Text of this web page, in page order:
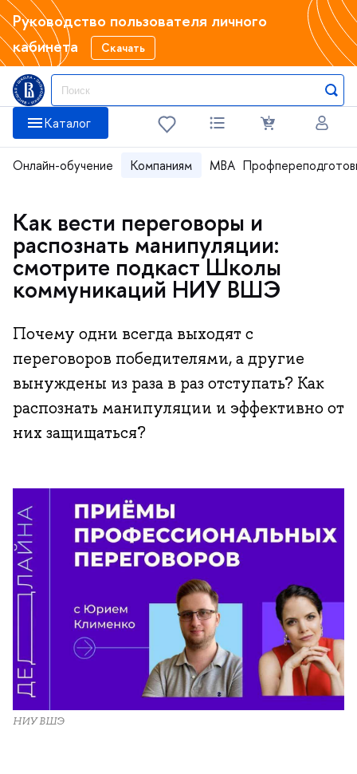
Руководство пользователя личного
кабинета
Скачать
Каталог
Онлайн-обучение Компаниям MBA
Как вести переговоры и
распознать манипуляции:
смотрите подкаст Школы
коммуникаций НИУ ВШЭ
Почему одни всегда выходят с
переговоров победителями, а другие
вынуждены из раза в раз отступать? Как
распознать манипуляции и эффективно от
них защищаться?
НИУ ВШЭ